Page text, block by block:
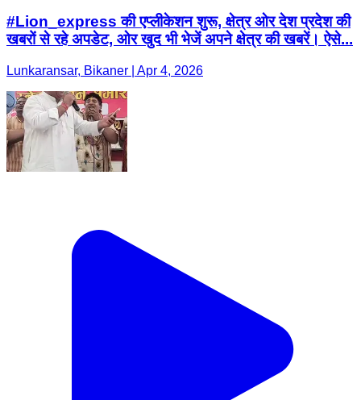
#Lion_express की एप्लीकेशन शुरू, क्षेत्र ओर देश प्रदेश की
खबरों से रहे अपडेट, ओर खुद भी भेजें अपने क्षेत्र की खबरें। ऐसे...
Lunkaransar, Bikaner | Apr 4, 2026